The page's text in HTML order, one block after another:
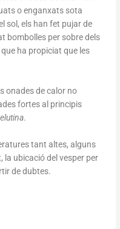
o enganxats sota
sol, els han fet pujar de
bombolles per sobre dels
ha propiciat que les
onades de calor no
fortes al principis
.
tant altes, alguns
ubicació del vesper per
de dubtes.